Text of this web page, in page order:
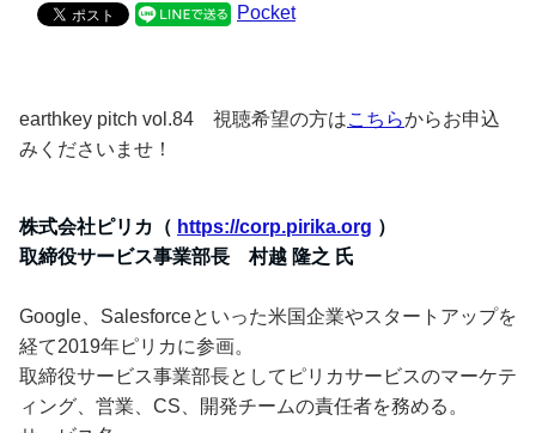
Pocket
earthkey pitch vol.84 視聴希望の方はこちらからお申込
みくださいませ！
株式会社ピリカ（ https://corp.pirika.org ）
取締役サービス事業部長 村越 隆之 氏
Google、Salesforceといった米国企業やスタートアップを
経て2019年ピリカに参画。
取締役サービス事業部長としてピリカサービスのマーケテ
ィング、営業、CS、開発チームの責任者を務める。